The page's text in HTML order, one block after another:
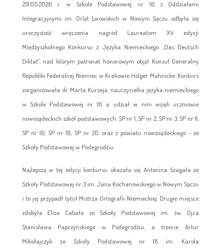
29.05.2026 r. w Szkole Podstawowej nr 16 z Oddziałami
Integracyjnymi im. Orląt Lwowskich w Nowym Sączu odbyła się
uroczystość wręczenia nagród Laureatom XV edycji
Międzyszkolnego Konkursu z Języka Niemieckiego „Das Deutsch
Diktat”, nad którym patronat honorowym objął Konsul Generalny
Republiki Federalnej Niemiec w Krakowie Holger Mahnicke. Konkurs
zorganizowała dr Marta Kurzeja, nauczycielka języka niemieckiego
w Szkole Podstawowej nr 16, a udział w nim wzięli uczniowie
nowosądeckich szkół podstawowych: SP nr 1, SP nr 2, SP nr 3, SP nr 11,
SP nr 16, SP nr 18, SP nr 20 oraz z powiatu nowosądeckiego - ze
Szkoły Podstawowej w Podegrodziu.
Najlepszą w tej edycji konkursu okazała się Antonina Szagała ze
Szkoły Podstawowej nr 3 im. Jana Kochanowskiego w Nowym Sączu
i to jej przypadł tytuł Mistrza Ortografii Niemieckiej. Drugie miejsce
zdobyła Eliza Cabała ze Szkoły Podstawowej im. św. Ojca
Stanisława Papczyńskiego w Podegrodziu, a trzecie Artur
Mikołajczyk ze Szkoły Podstawowej nr 18 im. Karola